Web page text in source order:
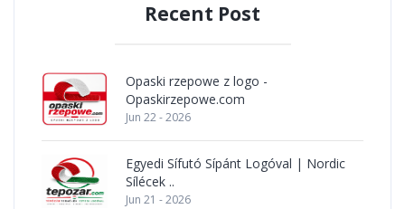
Recent Post
Opaski rzepowe z logo -
Opaskirzepowe.com
Jun 22 - 2026
Egyedi Sífutó Sípánt Logóval | Nordic
Sílécek ..
Jun 21 - 2026